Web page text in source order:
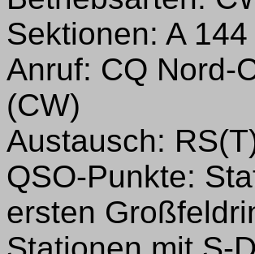
Sektionen: A
Anruf: CQ Nord-
(CW)
Austausch:
QSO-Punkte:
ersten